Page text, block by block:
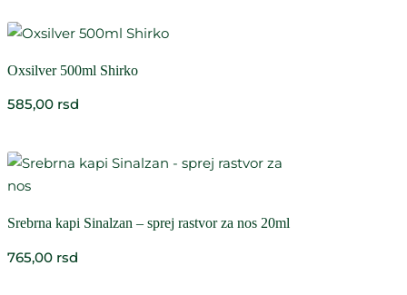
Oxsilver 500ml Shirko
585,00 rsd
Srebrna kapi Sinalzan – sprej rastvor za nos 20ml
765,00 rsd